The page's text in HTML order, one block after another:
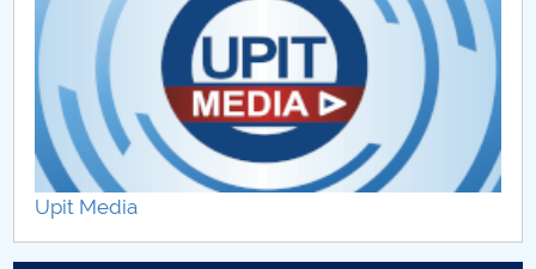
Strategia de cercetare
Domenii de cercetare
Laboratoare coordonate
Domenii de doctorat
Upit Media